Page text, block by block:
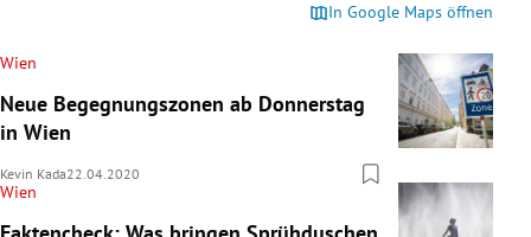
In Google Maps öffnen
Wien
Neue Begegnungszonen ab Donnerstag
in Wien
Kevin Kada22.04.2020
Wien